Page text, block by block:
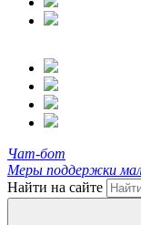
Чат-бот
Меры поддержки
Найти на сайте